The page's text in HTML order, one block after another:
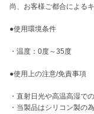
尚、お客様ご都合による
●使用環境条件
・温度：0度～35度
●使用上の注意/免責事項
・直射日光や高温高湿で
・当製品はシリコン製の